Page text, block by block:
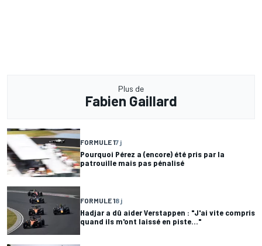
Plus de
Fabien Gaillard
FORMULE 17 j
Pourquoi Pérez a (encore) été pris par la
patrouille mais pas pénalisé
FORMULE 18 j
Hadjar a dû aider Verstappen : "J'ai vite compris
quand ils m'ont laissé en piste..."